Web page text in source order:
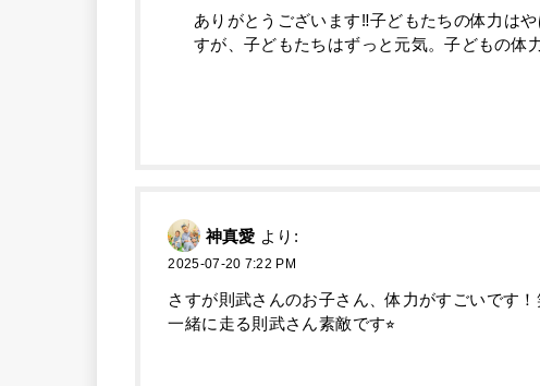
ありがとうございます‼️子どもたちの体力は
すが、子どもたちはずっと元気。子どもの体
神真愛 より:
2025-07-20 7:22 PM
さすが則武さんのお子さん、体力がすごいです！
一緒に走る則武さん素敵です⭐︎